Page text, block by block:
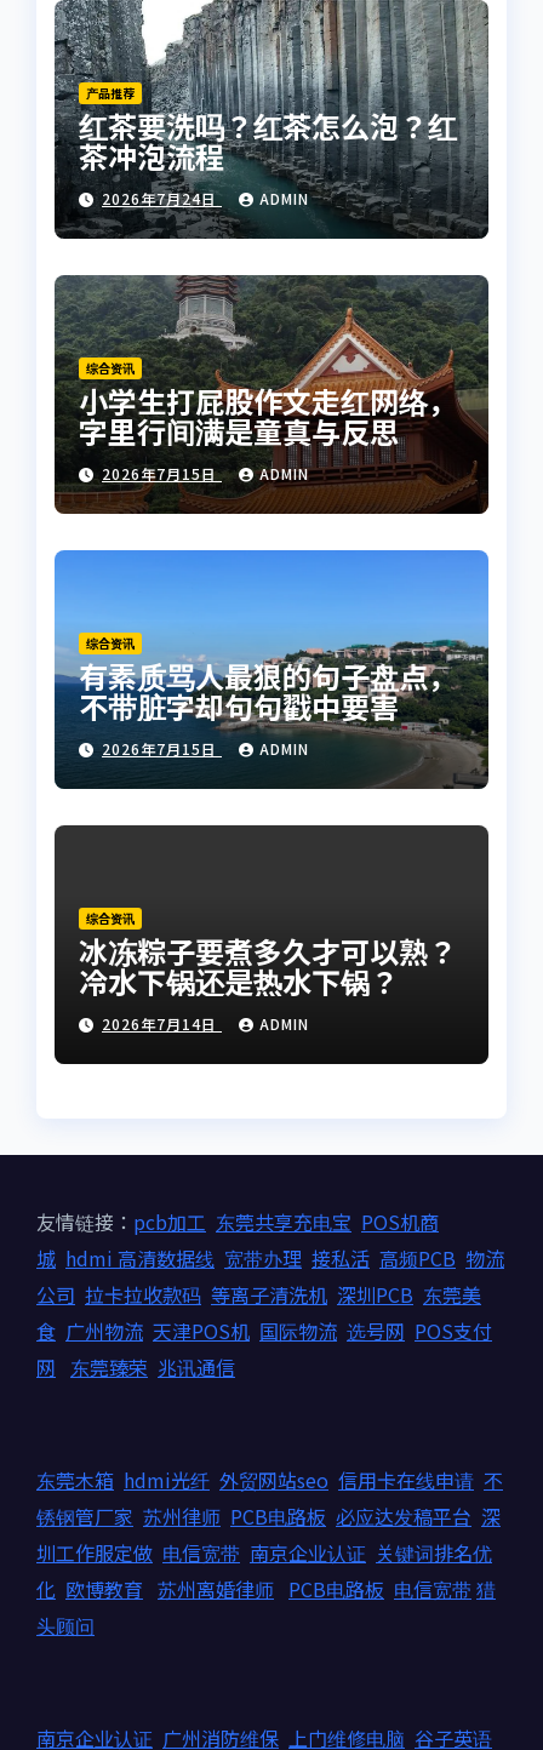
产品推荐
红茶要洗吗？红茶怎么泡？红
茶冲泡流程
2026年7月24日 ADMIN
综合资讯
小学生打屁股作文走红网络，
字里行间满是童真与反思
2026年7月15日 ADMIN
综合资讯
有素质骂人最狠的句子盘点，
不带脏字却句句戳中要害
2026年7月15日 ADMIN
综合资讯
冰冻粽子要煮多久才可以熟？
冷水下锅还是热水下锅？
2026年7月14日 ADMIN
友情链接： pcb加工 东莞共享充电宝 POS机商
城 hdmi 高清数据线 宽带办理 接私活 高频PCB 物流
公司 拉卡拉收款码 等离子清洗机 深圳PCB 东莞美
食 广州物流 天津POS机 国际物流 选号网 POS支付
网 东莞臻荣 兆讯通信
东莞木箱 hdmi光纤 外贸网站seo 信用卡在线申请 不
锈钢管厂家 苏州律师 PCB电路板 必应达发稿平台 深
圳工作服定做 电信宽带 南京企业认证 关键词排名优
化 欧博教育 苏州离婚律师 PCB电路板 电信宽带猎
头顾问
南京企业认证 广州消防维保 上门维修电脑 谷子英语